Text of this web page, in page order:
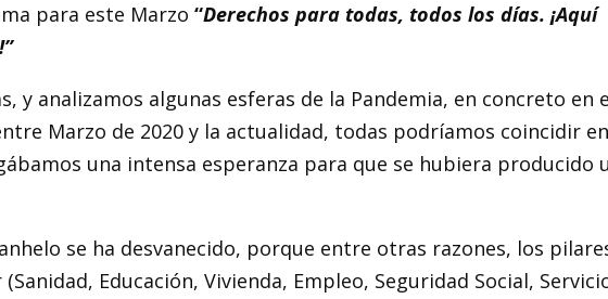
para este Marzo“Derechos para todas, todos los días. ¡Aquí
y analizamos algunas esferas de la Pandemia, en concreto en
Marzo de 2020 y la actualidad, todas podríamos coincidir
una intensa esperanza para que se hubiera producido
se ha desvanecido, porque entre otras razones, los
Educación, Vivienda, Empleo, Seguridad Social,